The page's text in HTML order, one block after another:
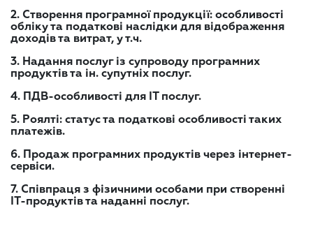
2. Створення програмної продукції: особливості
обліку та податкові наслідки для відображення
доходів та витрат, у т.ч.
3. Надання послуг із супроводу програмних
продуктів та ін. супутніх послуг.
4. ПДВ-особливості для ІТ послуг.
5. Роялті: статус та податкові особливості таких
платежів.
6. Продаж програмних продуктів через інтернет-
сервіси.
7. Співпраця з фізичними особами при створенні
IT-продуктів та наданні послуг.